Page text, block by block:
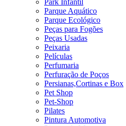
Park Infantil
Parque Aquático
Parque Ecológico
Peças para Fogões
Peças Usadas
Peixaria
Películas
Perfumaria
Perfuração de Poços
Persianas,Cortinas e Box
Pet Shop
Pet-Shop
Pilates
Pintura Automotiva